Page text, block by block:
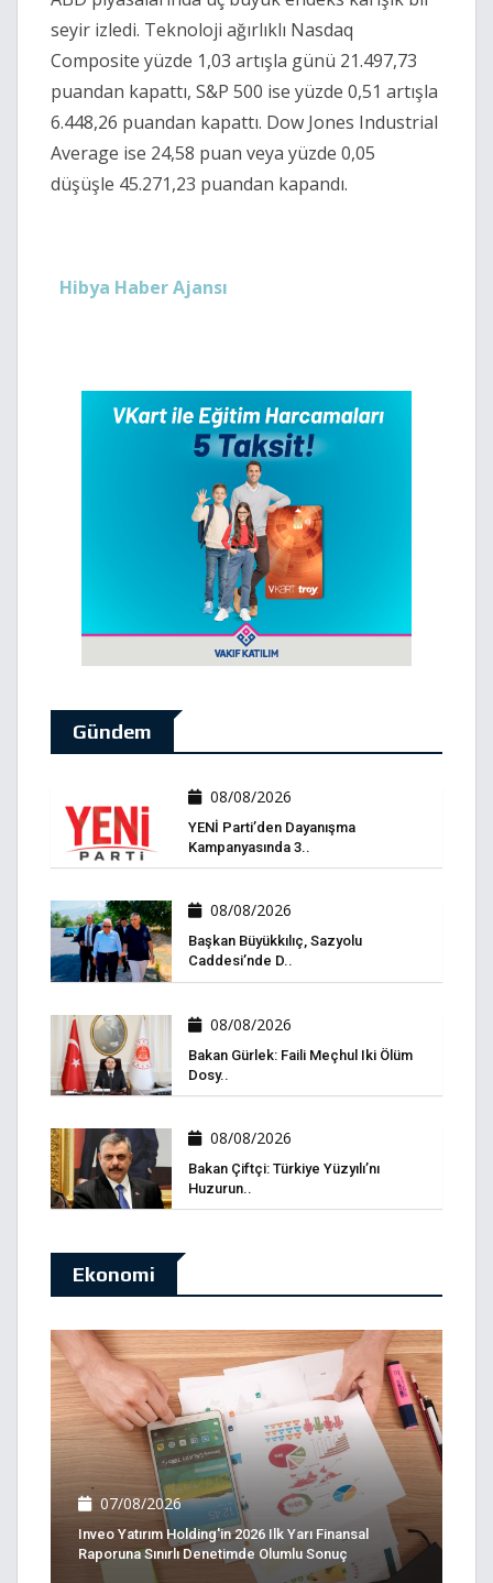
seyir izledi. Teknoloji ağırlıklı Nasdaq
Composite yüzde 1,03 artışla günü 21.497,73
puandan kapattı, S&P 500 ise yüzde 0,51 artışla
6.448,26 puandan kapattı. Dow Jones Industrial
Average ise 24,58 puan veya yüzde 0,05
düşüşle 45.271,23 puandan kapandı.
Hibya Haber Ajansı
Gündem
08/08/2026
YENİ Parti’den Dayanışma
Kampanyasında 3..
08/08/2026
Başkan Büyükkılıç, Sazyolu
Caddesi’nde D..
08/08/2026
Bakan Gürlek: Faili Meçhul Iki Ölüm
Dosy..
08/08/2026
Bakan Çiftçi: Türkiye Yüzyılı’nı
Huzurun..
Ekonomi
07/08/2026
Inveo Yatırım Holding'in 2026 Ilk Yarı Finansal
Raporuna Sınırlı Denetimde Olumlu Sonuç